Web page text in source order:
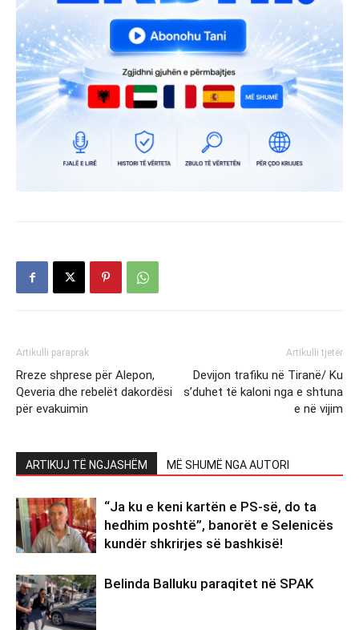
Artikulli paraprak
Rreze shprese për Alepon,
Qeveria dhe rebelët dakordësi
për evakuimin
Artikulli tjetër
Devijon trafiku në Tiranë/ Ku
s’duhet të kaloni nga e shtuna
e në vijim
ARTIKUJ TË NGJASHËM MË SHUMË NGA AUTORI
“Ja ku e keni kartën e PS-së, do ta
hedhim poshtë”, banorët e Selenicës
kundër shkrirjes së bashkisë!
Belinda Balluku paraqitet në SPAK